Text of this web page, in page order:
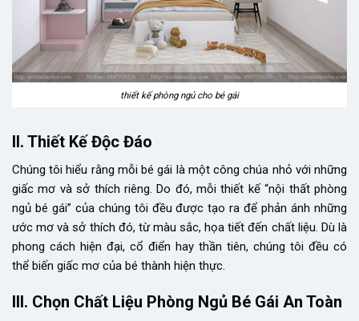
thiết kế phòng ngủ cho bé gái
II. Thiết Kế Độc Đáo
Chúng tôi hiểu rằng mỗi bé gái là một công chúa nhỏ với những
giấc mơ và sở thích riêng. Do đó, mỗi thiết kế “nội thất phòng
ngủ bé gái” của chúng tôi đều được tạo ra để phản ánh những
ước mơ và sở thích đó, từ màu sắc, họa tiết đến chất liệu. Dù là
phong cách hiện đại, cổ điển hay thần tiên, chúng tôi đều có
thể biến giấc mơ của bé thành hiện thực.
III. Chọn Chất Liệu Phòng Ngủ Bé Gái An Toàn